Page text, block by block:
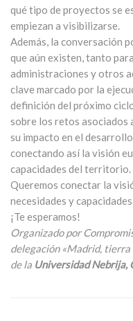
qué tipo de proyectos se
empiezan a visibilizarse.
Además, la conversación
que aún existen, tanto
administraciones y otros
clave marcado por la
definición del próximo
sobre los retos asociados
su impacto en el
conectando así la visión
capacidades del territorio.
Queremos conectar la
necesidades y
¡Te esperamos!
Organizado por
delegación «Madrid, tierra
de la Universidad Nebrija,